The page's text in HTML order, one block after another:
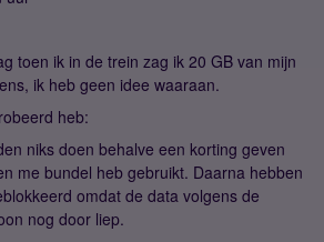
toen ik in de trein zag ik 20 GB van mijn
ik heb geen idee waaraan.
heb:
niks doen behalve een korting geven
me bundel heb gebruikt. Daarna hebben
omdat de data volgens de
nog door liep.